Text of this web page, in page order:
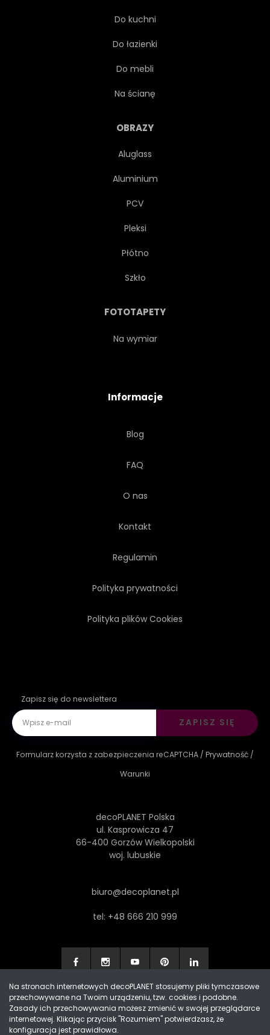
HISTORIA
PUNKT ORIENTACYJNY
DZIEŃ
Do kuchni
Do łazienki
Do mebli
Na ścianę
OBRAZY
Aluglass
Aluminium
PCV
Pleksi
Płótno
Szkło
FOTOTAPETY
Na wymiar
Informacje
Blog
FAQ
O nas
Kontakt
Regulamin
Polityka prywatności
Polityka plików Cookies
Zapisz się do newslettera
ZAPISZ SIĘ
Formularz korzysta z zabezpieczenia reCAPTCHA / Prywatność /
Warunki
decoPLANET Polska
ul. Kasprowicza 47
66-400 Gorzów Wielkopolski
woj. lubuskie
biuro@decoplanet.pl
tel: +48 666 210 999
Made with by Progres Media & decoPLANET
Na stronach internetowych decoPLANET stosujemy pliki tymczasowe
przechowywane na Twoim urządzeniu, tzw. cookies i podobne.
Zasady ich przechowywania możesz zmienić w swojej przeglądarce
internetowej. Klikając przycisk "Rozumiem" potwierdzasz, że
konfiguracja jest prawidłowa.